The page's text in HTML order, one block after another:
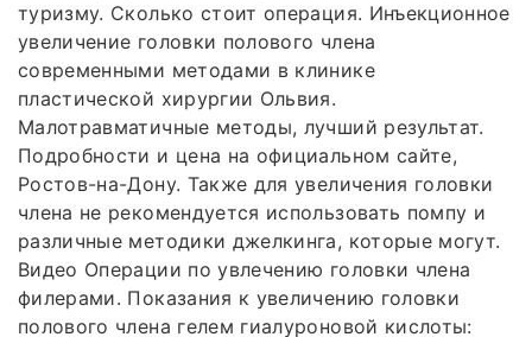
туризму. Сколько стоит операция. Инъекционное
увеличение головки полового члена
современными методами в клинике
пластической хирургии Ольвия.
Малотравматичные методы, лучший результат.
Подробности и цена на официальном сайте,
Ростов-на-Дону. Также для увеличения головки
члена не рекомендуется использовать помпу и
различные методики джелкинга, которые могут.
Видео Операции по увлечению головки члена
филерами. Показания к увеличению головки
полового члена гелем гиалуроновой кислоты: